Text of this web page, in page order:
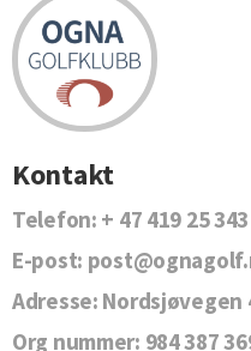
Kontakt
Telefon: + 47 419 25 343
E-post:
Adresse: Nordsjøvegen
Org nummer: 984 387